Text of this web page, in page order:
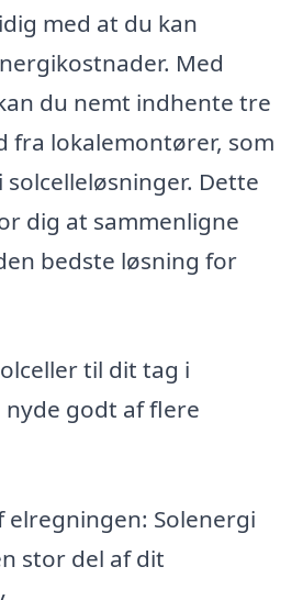
med at du kan
Med
du nemt indhente tre
fra lokalemontører, som
solcelleløsninger. Dette
dig at sammenligne
bedste løsning for
til dit tag i
godt af flere
elregningen: Solenergi
stor del af dit